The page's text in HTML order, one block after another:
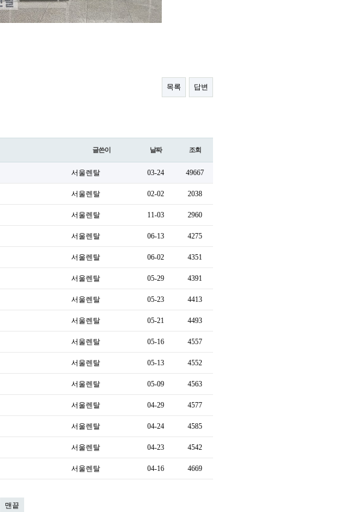
목록 답변
글쓴이 날짜 조회
서울렌탈 03-24 49667
서울렌탈 02-02 2038
서울렌탈 11-03 2960
서울렌탈 06-13 4275
서울렌탈 06-02 4351
서울렌탈 05-29 4391
서울렌탈 05-23 4413
서울렌탈 05-21 4493
서울렌탈 05-16 4557
서울렌탈 05-13 4552
서울렌탈 05-09 4563
서울렌탈 04-29 4577
서울렌탈 04-24 4585
서울렌탈 04-23 4542
서울렌탈 04-16 4669
맨끝